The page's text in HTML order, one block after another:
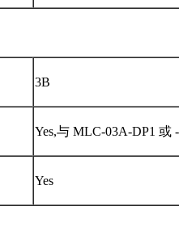
3B
Yes,与 MLC-03A-DP1 或
Yes